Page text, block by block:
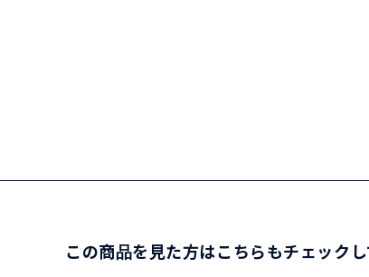
この商品を見た方はこちらもチェック